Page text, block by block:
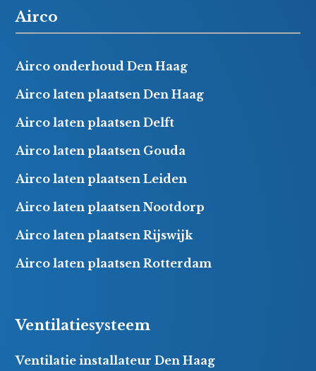
Airco
Airco onderhoud Den Haag
Airco laten plaatsen Den Haag
Airco laten plaatsen Delft
Airco laten plaatsen Gouda
Airco laten plaatsen Leiden
Airco laten plaatsen Nootdorp
Airco laten plaatsen Rijswijk
Airco laten plaatsen Rotterdam
Ventilatiesysteem
Ventilatie installateur Den Haag